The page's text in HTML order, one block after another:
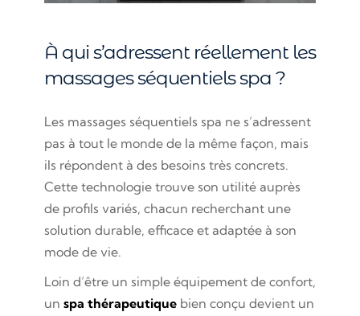
À qui s’adressent réellement les
massages séquentiels spa ?
Les massages séquentiels spa ne s’adressent
pas à tout le monde de la même façon, mais
ils répondent à des besoins très concrets.
Cette technologie trouve son utilité auprès
de profils variés, chacun recherchant une
solution durable, efficace et adaptée à son
mode de vie.
Loin d’être un simple équipement de confort,
un spa thérapeutiquebien conçu devient un